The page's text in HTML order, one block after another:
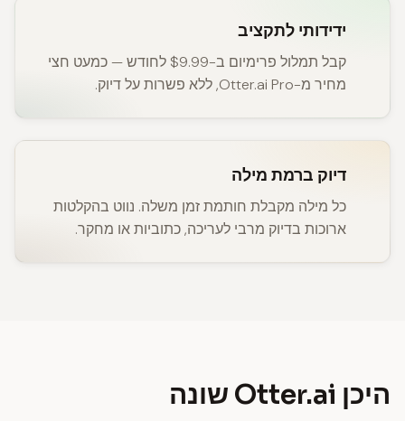
ידידותי לתקציב
קבל תמלול פרימיום ב-$9.99 לחודש — כמעט חצי
מחיר מ-Otter.ai Pro, ללא פשרות על דיוק.
דיוק ברמת מילה
כל מילה מקבלת חותמת זמן משלה. נווט בהקלטות
ארוכות בדיוק מרבי לעריכה, כתוביות או מחקר.
היכן Otter.ai שונה